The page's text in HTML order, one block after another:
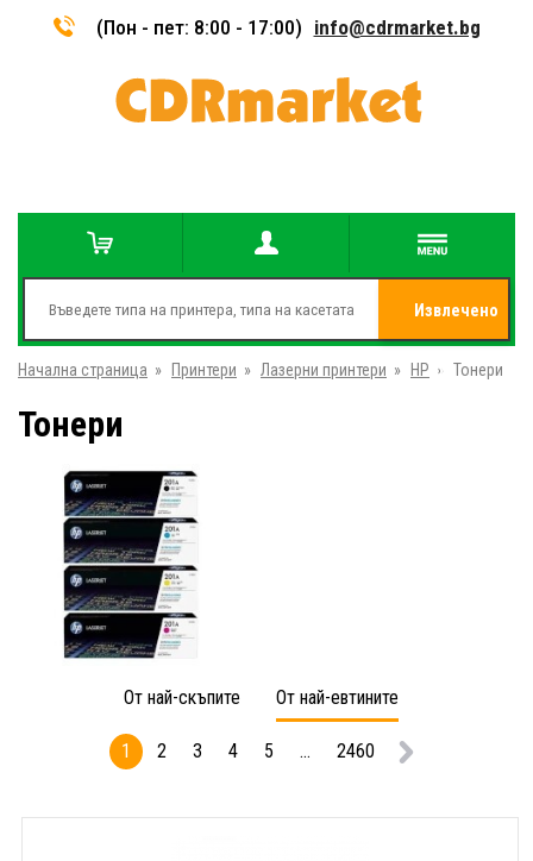
(Пон - пет: 8:00 - 17:00) info@cdrmarket.bg
Извлечено
от
Начална страница » Принтери » Лазерни принтери » HP » Тонери
Тонери
От най-скъпите От най-евтините
1 2 3 4 5 ... 2460